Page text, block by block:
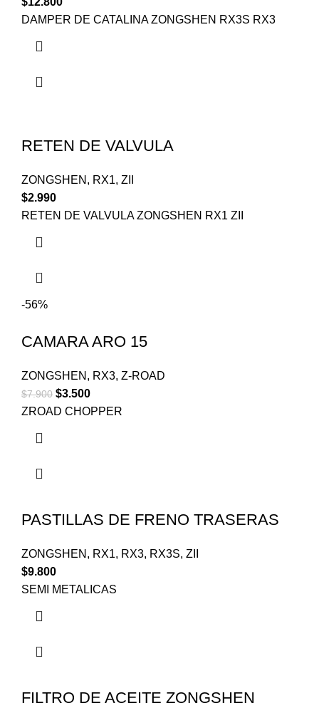
DAMPER DE CATALINA ZONGSHEN RX3S RX3
RETEN DE VALVULA
ZONGSHEN , RX1, ZII
$2.990
RETEN DE VALVULA ZONGSHEN RX1 ZII
-56%
CAMARA ARO 15
ZONGSHEN , RX3, Z-ROAD
$7.900 $3.500
ZROAD CHOPPER
PASTILLAS DE FRENO TRASERAS
ZONGSHEN , RX1, RX3, RX3S, ZII
$9.800
SEMI METALICAS
FILTRO DE ACEITE ZONGSHEN